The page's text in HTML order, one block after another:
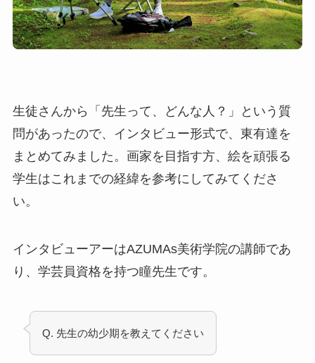
生徒さんから「先生って、どんな人？」という質
問があったので、インタビュー形式で、東有達を
まとめてみました。画家を目指す方、絵を頑張る
学生はこれまでの経緯を参考にしてみてくださ
い。
インタビューアーはAZUMAs美術学院の講師であ
り、学芸員資格を持つ瞳先生です。
Q. 先生の幼少期を教えてください